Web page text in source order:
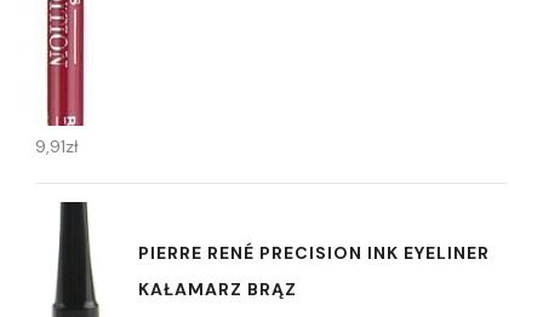
9,91zł
PIERRE RENÉ PRECISION INK EYELINER
KAŁAMARZ BRĄZ